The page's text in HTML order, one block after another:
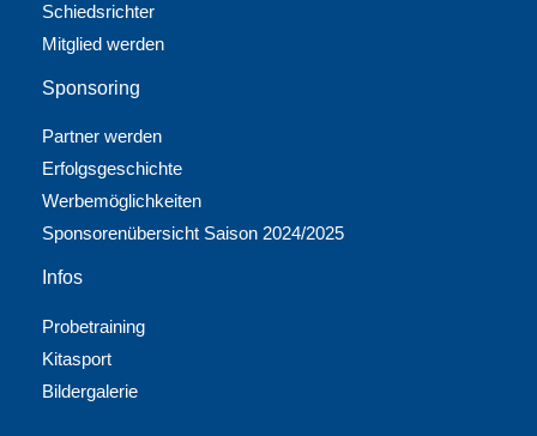
Schiedsrichter
Mitglied werden
Sponsoring
Partner werden
Erfolgsgeschichte
Werbemöglichkeiten
Sponsorenübersicht Saison 2024/2025
Infos
Probetraining
Kitasport
Bildergalerie